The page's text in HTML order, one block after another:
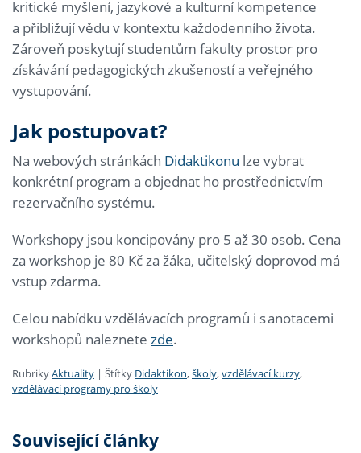
kritické myšlení, jazykové a kulturní kompetence
a přibližují vědu v kontextu každodenního života.
Zároveň poskytují studentům fakulty prostor pro
získávání pedagogických zkušeností a veřejného
vystupování.
Jak postupovat?
Na webových stránkách Didaktikonu lze vybrat
konkrétní program a objednat ho prostřednictvím
rezervačního systému.
Workshopy jsou koncipovány pro 5 až 30 osob. Cena
za workshop je 80 Kč za žáka, učitelský doprovod má
vstup zdarma.
Celou nabídku vzdělávacích programů i s anotacemi
workshopů naleznete zde.
RubrikyAktuality | Štítky Didaktikon,školy,vzdělávací kurzy,
vzdělávací programy pro školy
Související články